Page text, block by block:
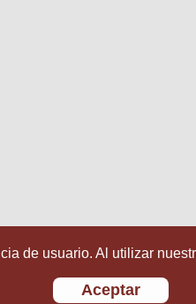
de usuario. Al utilizar
Aceptar